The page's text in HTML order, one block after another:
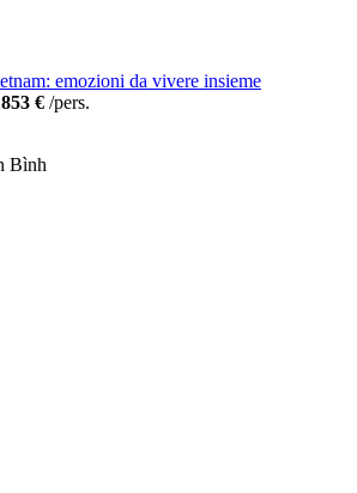
emozioni da vivere insieme
€ /pers.
Bình